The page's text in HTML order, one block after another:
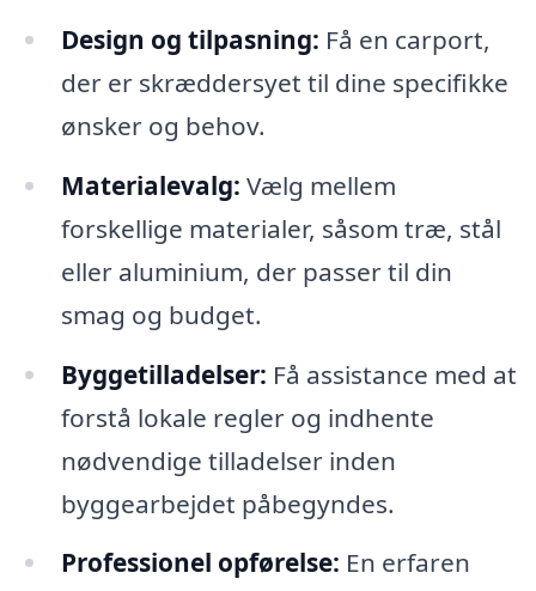
Design og tilpasning: Få en carport,
der er skræddersyet til dine specifikke
ønsker og behov.
Materialevalg: Vælg mellem
forskellige materialer, såsom træ, stål
eller aluminium, der passer til din
smag og budget.
Byggetilladelser: Få assistance med at
forstå lokale regler og indhente
nødvendige tilladelser inden
byggearbejdet påbegyndes.
Professionel opførelse: En erfaren